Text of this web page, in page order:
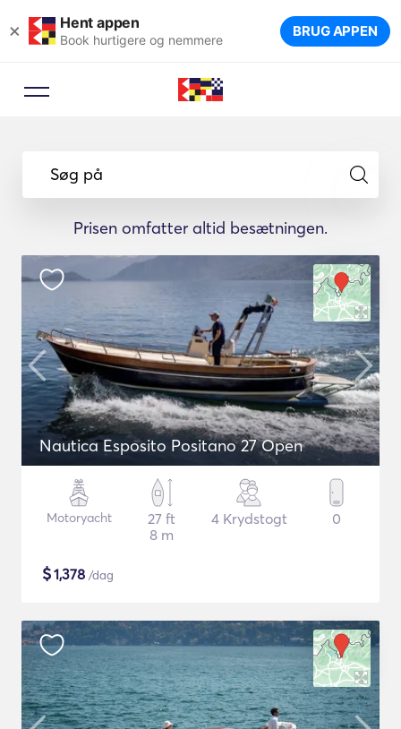
× Hent appen
Book hurtigere og nemmere BRUG APPEN
Søg på
Prisen omfatter altid besætningen.
Nautica Esposito Positano 27 Open
Motoryacht
27 ft
8 m
4 Krydstogt 0
$1,378 /dag